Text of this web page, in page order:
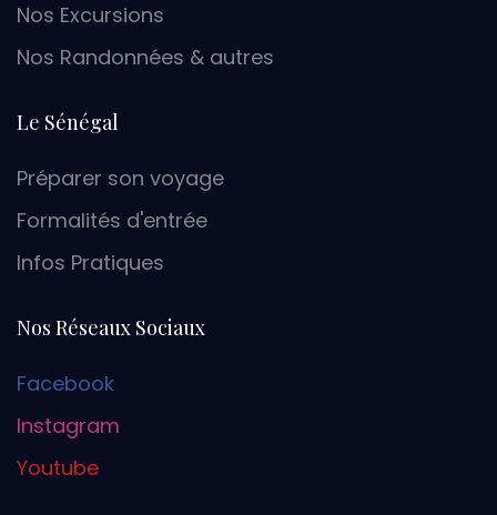
Nos Excursions
Nos Randonnées & autres
Le Sénégal
Préparer son voyage
Formalités d'entrée
Infos Pratiques
Nos Réseaux Sociaux
Facebook
Instagram
Youtube